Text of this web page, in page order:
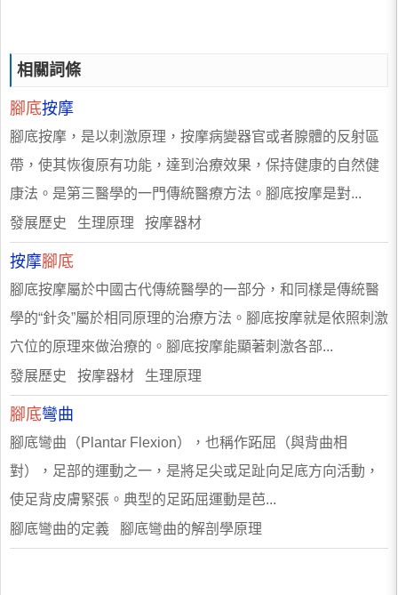
相關詞條
腳底按摩
腳底按摩，是以刺激原理，按摩病變器官或者腺體的反射區
帶，使其恢復原有功能，達到治療效果，保持健康的自然健
康法。是第三醫學的一門傳統醫療方法。腳底按摩是對...
發展歷史 生理原理 按摩器材
按摩腳底
腳底按摩屬於中國古代傳統醫學的一部分，和同樣是傳統醫
學的“針灸”屬於相同原理的治療方法。腳底按摩就是依照刺激
穴位的原理來做治療的。腳底按摩能顯著刺激各部...
發展歷史 按摩器材 生理原理
腳底彎曲
腳底彎曲（Plantar Flexion），也稱作跖屈（與背曲相
對），足部的運動之一，是將足尖或足趾向足底方向活動，
使足背皮膚緊張。典型的足跖屈運動是芭...
腳底彎曲的定義 腳底彎曲的解剖學原理